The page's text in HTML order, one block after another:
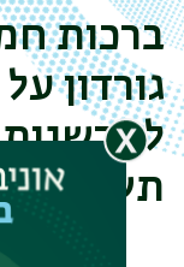
ברכות
גורדון
תשפ"ב